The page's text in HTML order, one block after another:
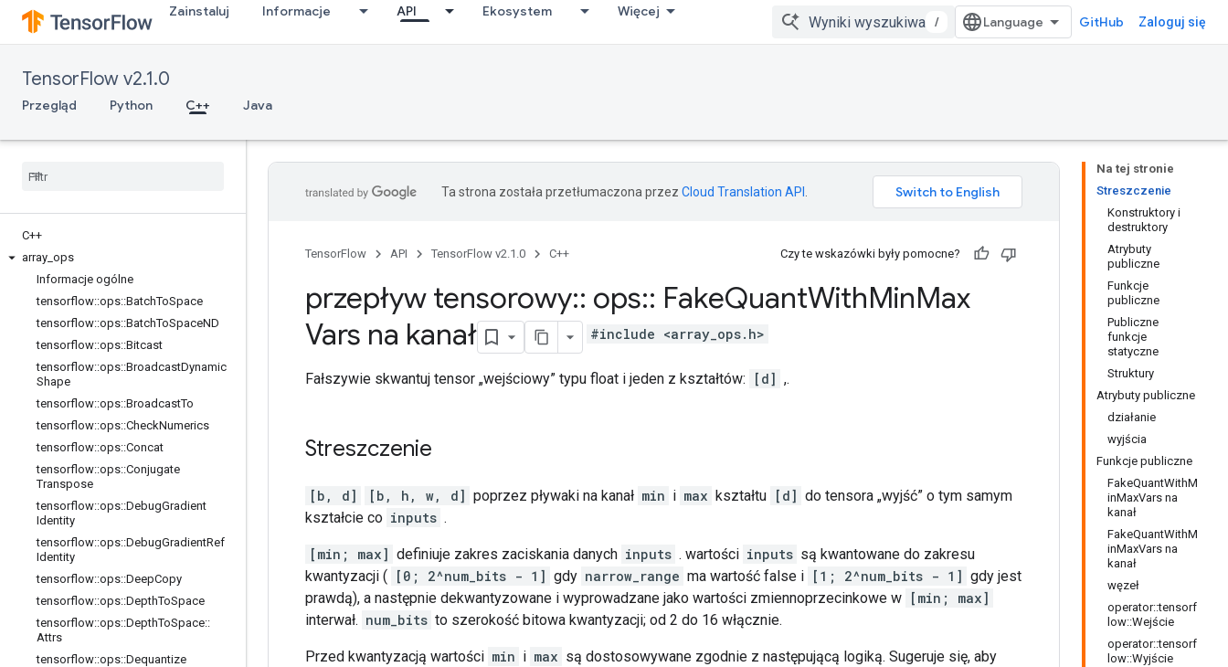
Zainstaluj Informacje API Ekosystem Więcej
/ GitHub Zaloguj się
TensorFlow v2.1.0
Przegląd Python C++ Java
C++
array ops
Informacje ogólne
tensorflow::ops::BatchToSpace
tensorflow::ops::BatchToSpaceND
tensorflow::ops::Bitcast
tensorflow::ops::BroadcastDynamic
Shape
tensorflow::ops::BroadcastTo
tensorflow::ops::CheckNumerics
tensorflow::ops::Concat
tensorflow::ops::Conjugate
Transpose
tensorflow::ops::DebugGradient
Identity
tensorflow::ops::DebugGradientRef
Identity
tensorflow::ops::DeepCopy
tensorflow::ops::DepthToSpace
tensorflow::ops::DepthToSpace::
Attrs
tensorflow::ops::Dequantize
Na tej stronie
Streszczenie
Konstruktory i
destruktory
Atrybuty
publiczne
Funkcje
publiczne
Publiczne
funkcje
statyczne
Struktury
Atrybuty publiczne
działanie
wyjścia
Funkcje publiczne
FakeQuantWithM
inMaxVars na
kanał
FakeQuantWithM
inMaxVars na
kanał
węzeł
operator::tensorf
low::Wejście
operator::tensorf
low::Wyjście
Ta strona została przetłumaczona przez Cloud Translation API
TensorFlow API TensorFlow v2.1.0 C++ Czy te wskazówki były pomocne?
przepływ tensorowy:: ops:: FakeQuantWithMinMax
Vars na kanał
#include <array_ops.h>
Fałszywie skwantuj tensor „wejściowy” typu float i jeden z kształtów: [d] ,.
Streszczenie
[b, d] [b, h, w, d] poprzez pływaki na kanał min i max kształtu [d] do tensora „wyjść” o tym samym
kształcie co inputs .
[min; max] definiuje zakres zaciskania danych inputs . wartości inputs są kwantowane do zakresu
kwantyzacji ( [0; 2^num_bits - 1] gdy narrow_range ma wartość false i [1; 2^num_bits - 1] gdy jest
prawdą), a następnie dekwantyzowane i wyprowadzane jako wartości zmiennoprzecinkowe w [min; max]
interwał. num_bits to szerokość bitowa kwantyzacji; od 2 do 16 włącznie.
Przed kwantyzacją wartości min i max są dostosowywane zgodnie z następującą logiką. Sugeruje się, aby